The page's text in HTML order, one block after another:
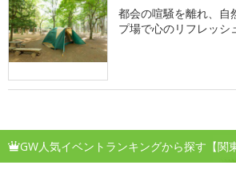
都会の喧騒を離れ、自
プ場で心のリフレッシ
GW人気イベントランキングから探す【関